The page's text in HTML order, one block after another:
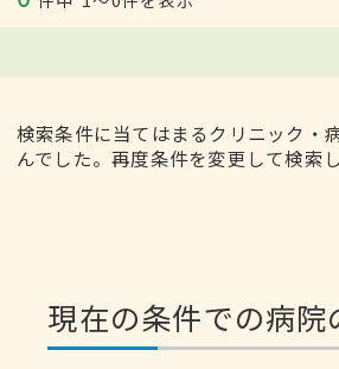
検索条件に当てはまるクリニック・
んでした。再度条件を変更して検索
現在の条件での病院